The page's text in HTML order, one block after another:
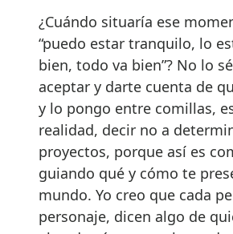
¿Cuándo situaría ese
“puedo estar tranquilo, lo
bien, todo va bien”? No lo
aceptar y darte cuenta de
y lo pongo entre comillas,
realidad, decir no a
proyectos, porque así es
guiando qué y cómo te
mundo. Yo creo que cada
personaje, dicen algo de